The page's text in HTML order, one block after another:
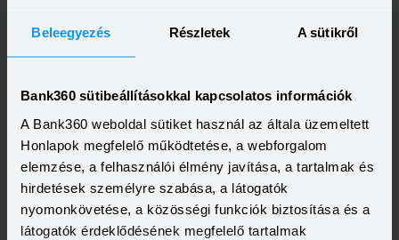
Beleegyezés Részletek A sütikről
Bank360 sütibeállításokkal kapcsolatos információk
A Bank360 weboldal sütiket használ az általa üzemeltett
Honlapok megfelelő működtetése, a webforgalom
elemzése, a felhasználói élmény javítása, a tartalmak és
hirdetések személyre szabása, a látogatók
nyomonkövetése, a közösségi funkciók biztosítása és a
látogatók érdeklődésének megfelelő tartalmak
Kapcsolódó címkék
BIZTOSÍTÁS LAKÁSBIZTOSÍTÁS